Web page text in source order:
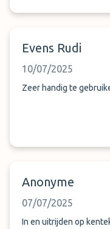
Evens Rudi
10/07/2025
Zeer handig te
Anonyme
07/07/2025
In en uitrijden op